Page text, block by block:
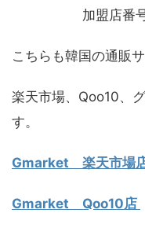
加盟店番
こちらも韓国の通販サ
楽天市場、Qoo10、
す。
Gmarket 楽天市場
Gmarket Qoo10店